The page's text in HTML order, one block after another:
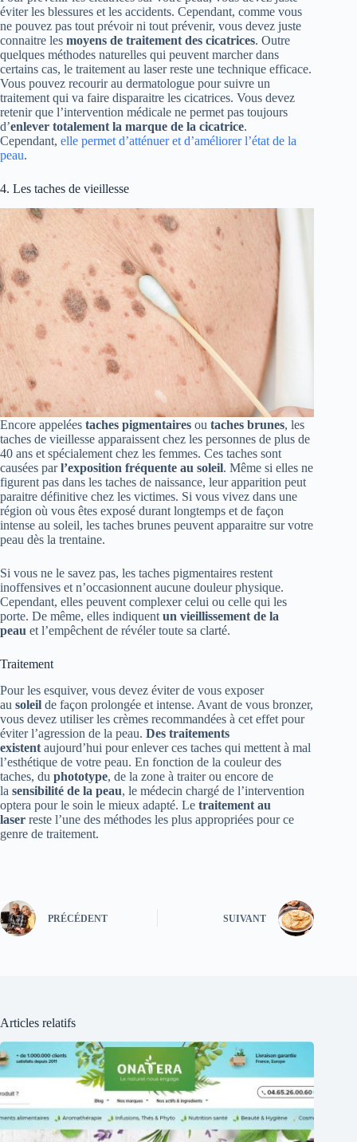
éviter les blessures et les accidents. Cependant, comme vous
ne pouvez pas tout prévoir ni tout prévenir, vous devez juste
connaitre les moyens de traitement des cicatrices. Outre
quelques méthodes naturelles qui peuvent marcher dans
certains cas, le traitement au laser reste une technique efficace.
Vous pouvez recourir au dermatologue pour suivre un
traitement qui va faire disparaitre les cicatrices. Vous devez
retenir que l’intervention médicale ne permet pas toujours
d’enlever totalement la marque de la cicatrice.
Cependant, elle permet d’atténuer et d’améliorer l’état de la
peau.
4. Les taches de vieillesse
Encore appelées taches pigmentaires ou taches brunes, les
taches de vieillesse apparaissent chez les personnes de plus de
40 ans et spécialement chez les femmes. Ces taches sont
causées parl’exposition fréquente au soleil. Même si elles ne
figurent pas dans les taches de naissance, leur apparition peut
paraitre définitive chez les victimes. Si vous vivez dans une
région où vous êtes exposé durant longtemps et de façon
intense au soleil, les taches brunes peuvent apparaitre sur votre
peau dès la trentaine.
Si vous ne le savez pas, les taches pigmentaires restent
inoffensives et n’occasionnent aucune douleur physique.
Cependant, elles peuvent complexer celui ou celle qui les
porte. De même, elles indiquent un vieillissement de la
peau et l’empêchent de révéler toute sa clarté.
Traitement
Pour les esquiver, vous devez éviter de vous exposer
au soleil de façon prolongée et intense. Avant de vous bronzer,
vous devez utiliser les crèmes recommandées à cet effet pour
éviter l’agression de la peau. Des traitements
existent aujourd’hui pour enlever ces taches qui mettent à mal
l’esthétique de votre peau. En fonction de la couleur des
taches, du phototype, de la zone à traiter ou encore de
la sensibilité de la peau, le médecin chargé de l’intervention
optera pour le soin le mieux adapté. Le traitement au
laser reste l’une des méthodes les plus appropriées pour ce
genre de traitement.
PRÉCÉDENT SUIVANT
Articles relatifs